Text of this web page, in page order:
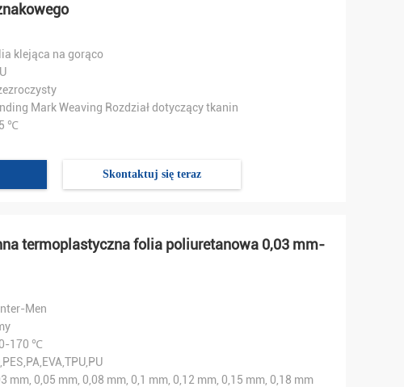
klejąca na gorąco
Mark Weaving Rozdział dotyczący tkanin
℃
Skontaktuj się teraz
termoplastyczna folia poliuretanowa 0,03 mm-
Men
170 ℃
mm, 0,05 mm, 0,08 mm, 0,1 mm, 0,12 mm, 0,15 mm, 0,18 mm